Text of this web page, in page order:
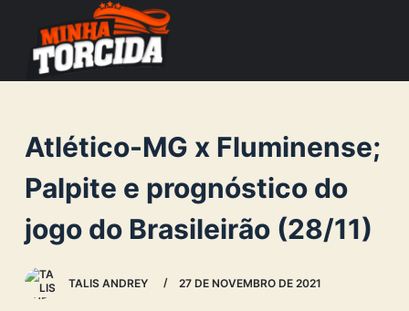
o
c
o
n
e
Atlético-MG x Fluminense;
Palpite e prognóstico do
jogo do Brasileirão (28/11)
TALIS ANDREY 27 DE NOVEMBRO DE 2021